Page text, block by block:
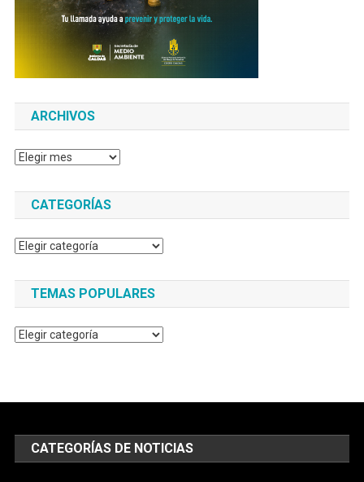
ARCHIVOS
Archivos
CATEGORÍAS
Categorías
TEMAS POPULARES
Temas
CATEGORÍAS DE NOTICIAS